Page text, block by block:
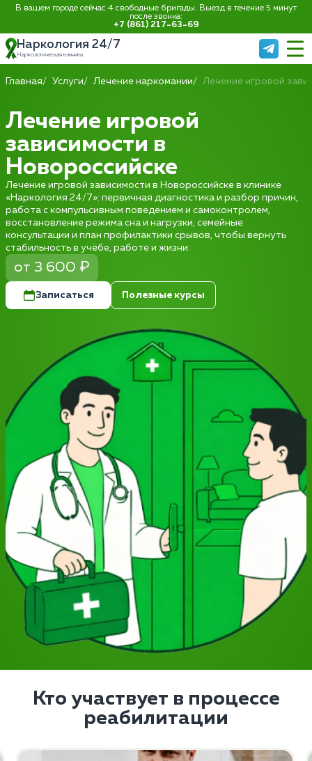
В вашем городе сейчас 4 свободные бригады. Выезд в течение 5 минут
после звонка:
+7 (861) 217-63-69
Наркология 24/7
Наркологическая клиника
Главная Услуги Лечение наркомании Лечение игровой
Лечение игровой
зависимости в
Новороссийске
Лечение игровой зависимости в Новороссийске в клинике
«Наркология 24/7»: первичная диагностика и разбор причин,
работа с компульсивным поведением и самоконтролем,
восстановление режима сна и нагрузки, семейные
консультации и план профилактики срывов, чтобы вернуть
стабильность в учёбе, работе и жизни.
от 3 600 ₽
Записаться Полезные курсы
Кто участвует в процессе
реабилитации